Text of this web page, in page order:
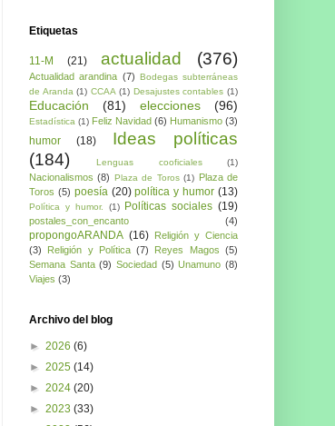
Etiquetas
11-M (21) actualidad (376)
Actualidad arandina (7) Bodegas subterráneas
de Aranda (1) CCAA (1) Desajustes contables (1)
Educación (81) elecciones (96)
Estadística (1) Feliz Navidad (6) Humanismo (3)
humor (18)
Ideas políticas
(184)
Lenguas cooficiales (1)
Nacionalismos (8) Plaza de Toros (1) Plaza de
Toros (5) poesía (20) política y humor (13)
Política y humor. (1) Políticas sociales (19)
postales_con_encanto (4)
propongoARANDA (16) Religión y Ciencia
(3)
Religión y Política (7) Reyes Magos (5)
Semana Santa (9) Sociedad (5) Unamuno (8)
Viajes (3)
Archivo del blog
► 2026 (6)
► 2025 (14)
► 2024 (20)
► 2023 (33)